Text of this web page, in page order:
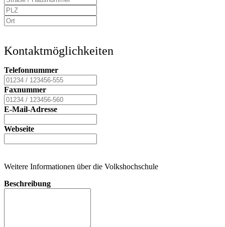
Kontaktmöglichkeiten
Telefonnummer
Faxnummer
E-Mail-Adresse
Webseite
Weitere Informationen über die Volkshochschule
Beschreibung